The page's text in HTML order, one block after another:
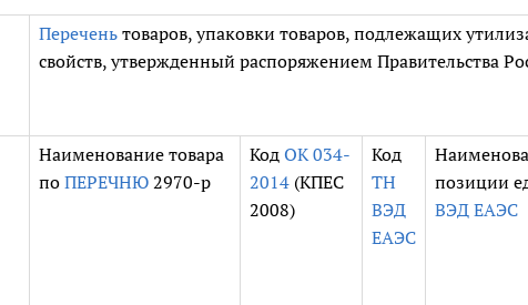
Переченьтоваров, упаковки товаров, подлежащих
свойств, утвержденный распоряжением Правительства
Наименование товара
по ПЕРЕЧНЮ2970-р
Код ОК 034-
2014(КПЕС
2008)
Код
ТН
ВЭД
ЕАЭС
позиции
ВЭД ЕАЭС